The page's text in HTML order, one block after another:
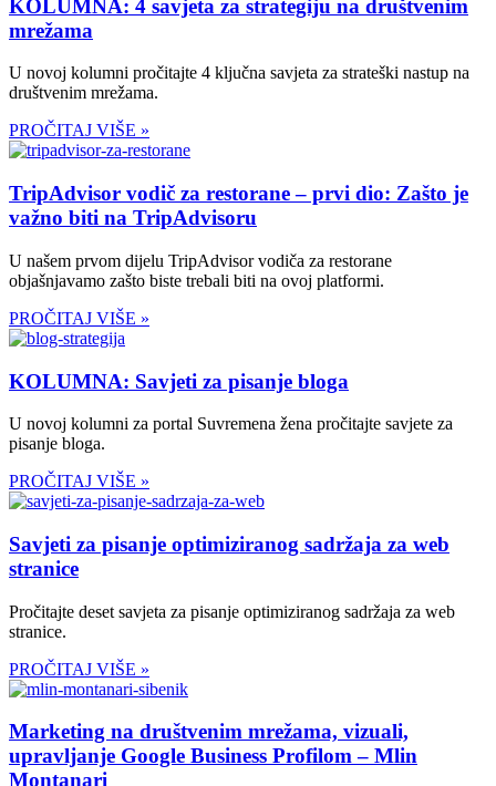
KOLUMNA: 4 savjeta za strategiju na društvenim
mrežama
U novoj kolumni pročitajte 4 ključna savjeta za strateški nastup na
društvenim mrežama.
PROČITAJ VIŠE »
TripAdvisor vodič za restorane – prvi dio: Zašto je
važno biti na TripAdvisoru
U našem prvom dijelu TripAdvisor vodiča za restorane
objašnjavamo zašto biste trebali biti na ovoj platformi.
PROČITAJ VIŠE »
KOLUMNA: Savjeti za pisanje bloga
U novoj kolumni za portal Suvremena žena pročitajte savjete za
pisanje bloga.
PROČITAJ VIŠE »
Savjeti za pisanje optimiziranog sadržaja za web
stranice
Pročitajte deset savjeta za pisanje optimiziranog sadržaja za web
stranice.
PROČITAJ VIŠE »
Marketing na društvenim mrežama, vizuali,
upravljanje Google Business Profilom – Mlin
Montanari